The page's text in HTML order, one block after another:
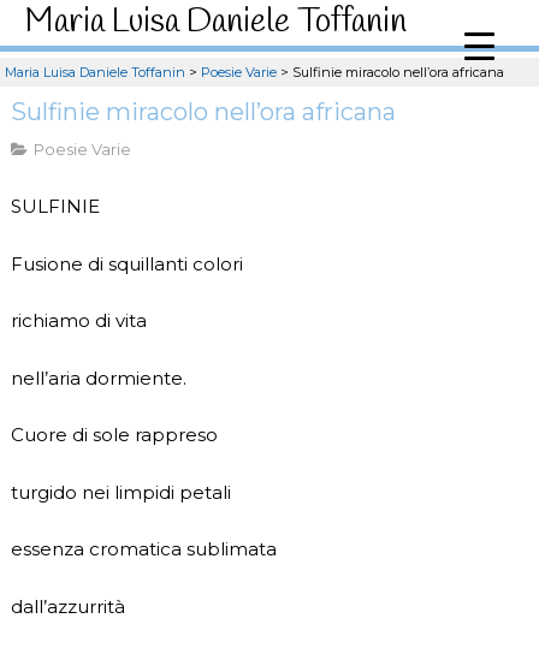
Maria Luisa Daniele Toffanin
Maria Luisa Daniele Toffanin > Poesie Varie > Sulfinie miracolo nell’ora africana
Sulfinie miracolo nell’ora africana
Poesie Varie
SULFINIE
Fusione di squillanti colori
richiamo di vita
nell’aria dormiente.
Cuore di sole rappreso
turgido nei limpidi petali
essenza cromatica sublimata
dall’azzurrità